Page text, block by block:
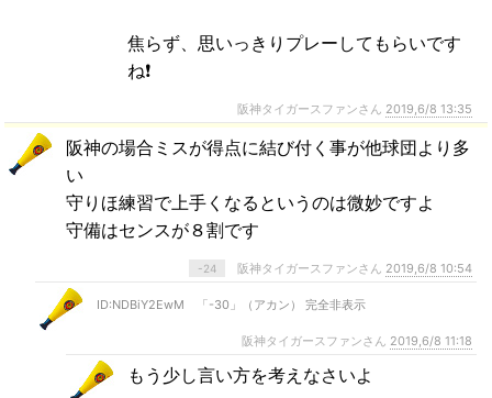
焦らず、思いっきりプレーしてもらいです
ね❗
阪神タイガースファンさん 2019,6/8 13:35
阪神の場合ミスが得点に結び付く事が他球団より多
い
守りほ練習で上手くなるというのは微妙ですよ
守備はセンスが８割です
-24 阪神タイガースファンさん 2019,6/8 10:54
ID:NDBiY2EwM 「-30」（アカン） 完全非表示
阪神タイガースファンさん 2019,6/8 11:18
もう少し言い方を考えなさいよ